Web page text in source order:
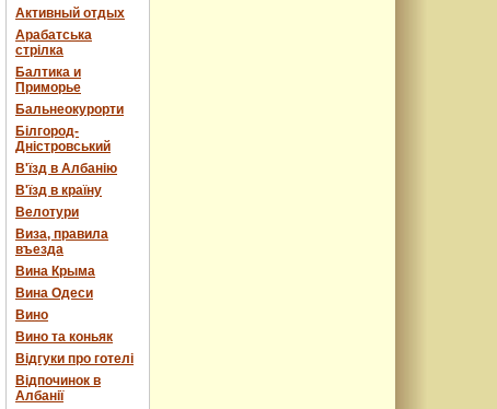
Активный отдых
Арабатська
стрілка
Балтика и
Приморье
Бальнеокурорти
Білгород-
Дністровський
В'їзд в Албанію
В'їзд в країну
Велотури
Виза, правила
въезда
Вина Крыма
Вина Одеси
Вино
Вино та коньяк
Відгуки про готелі
Відпочинок в
Албанії